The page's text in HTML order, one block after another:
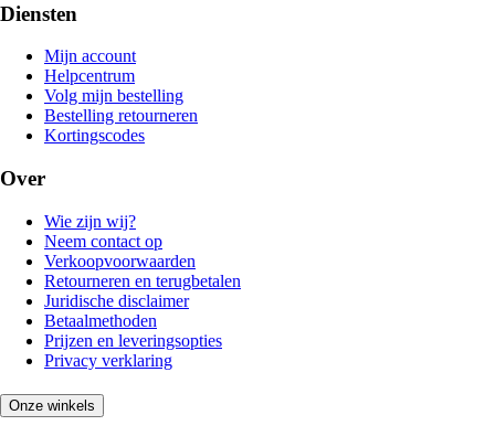
Diensten
Mijn account
Helpcentrum
Volg mijn bestelling
Bestelling retourneren
Kortingscodes
Over
Wie zijn wij?
Neem contact op
Verkoopvoorwaarden
Retourneren en terugbetalen
Juridische disclaimer
Betaalmethoden
Prijzen en leveringsopties
Privacy verklaring
Onze winkels